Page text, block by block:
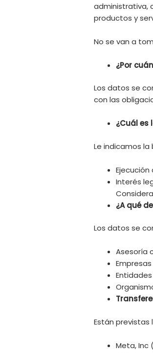
administrativa,
productos y
No se van a
¿Por
Los datos se
con las
¿Cuál
Le indicamos
Interés
¿A qué
Los datos se
Asesoría
Están
Meta, Inc